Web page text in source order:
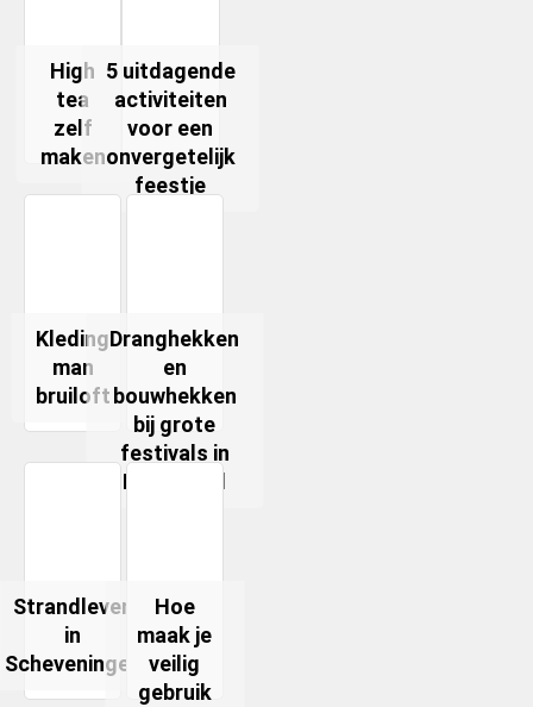
High
tea
zelf
maken
5 uitdagende
activiteiten
voor een
onvergetelijk
feestje
Kleding
man
bruiloft
Dranghekken
en
bouwhekken
bij grote
festivals in
Nederland
Strandleven
in
Scheveningen
Hoe
maak je
veilig
gebruik